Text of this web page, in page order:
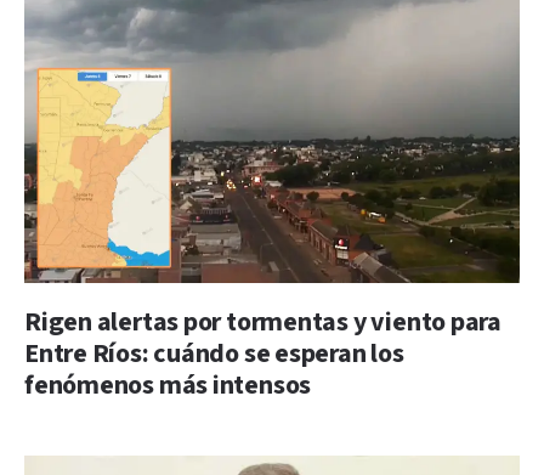
Rigen alertas por tormentas y viento para
Entre Ríos: cuándo se esperan los
fenómenos más intensos